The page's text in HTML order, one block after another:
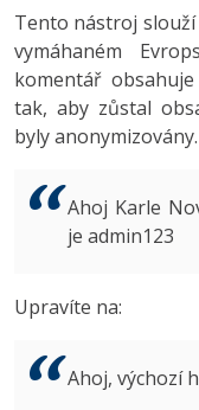
UML a
React
Spring
ASP.NET
Best
HTML /
UML a
MySQL/
MS-SQL
Tester
3D grafik
Copywriter
Swift -80%
Kotlin -80%
VB.NET
Algoritmy
SEO
UX
Business
Copywriting
Adobe XD
Adobe
Adobe
Inkscape
Tento nástroj
vymáhaném
komentář
tak, aby zůstal
byly
Ahoj Karle
je admin123
Upravíte na:
Ahoj, výchozí